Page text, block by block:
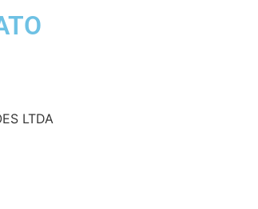
LTDA